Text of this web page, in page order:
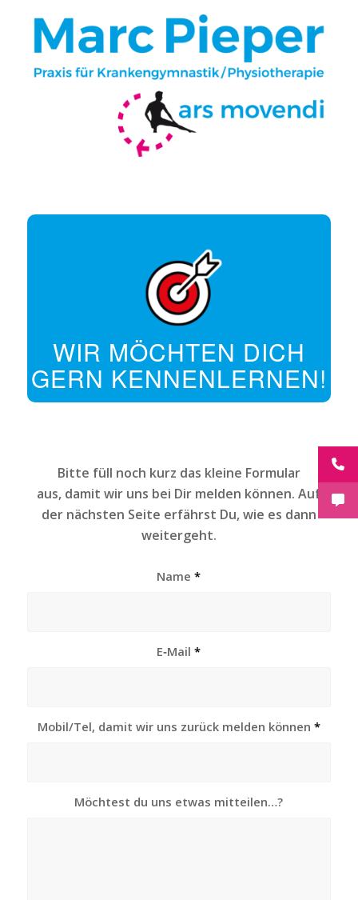
WIR MÖCHTEN DICH
GERN KENNENLERNEN!
Bitte füll noch kurz das klei­ne For­mu­lar
aus, damit wir uns bei Dir mel­den kön­nen.Auf
der nächs­ten Seite erfährst Du, wie es dann
weitergeht.
Name*
E‑Mail*
Mobil/Tel, damit wir uns zurück mel­den kön­nen *
Möch­test du uns etwas mitteilen…?